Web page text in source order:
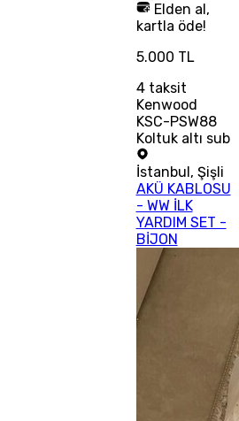
Elden al,
kartla öde!
5.000 TL
4taksit
Kenwood
KSC-PSW88
Koltuk altı sub
İstanbul , Şişli
AKÜ KABLOSU
- WW İLK
YARDIM SET -
BİJON